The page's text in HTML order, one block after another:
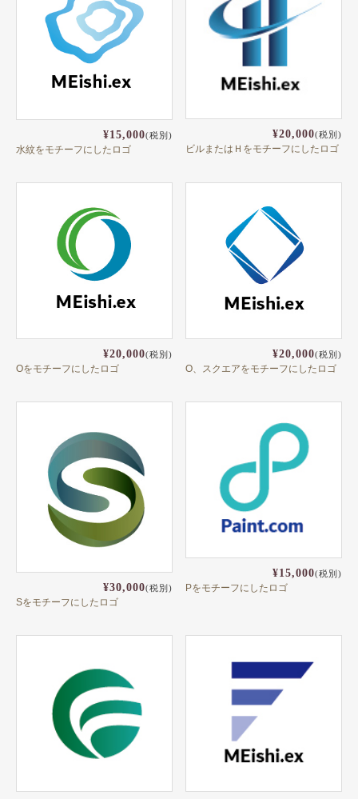
¥15,000(税別)
水紋をモチーフにしたロゴ
¥20,000(税別)
ビルまたはＨをモチーフにしたロゴ
¥20,000(税別)
Oをモチーフにしたロゴ
¥20,000(税別)
O、スクエアをモチーフにしたロゴ
¥30,000(税別)
Sをモチーフにしたロゴ
¥15,000(税別)
Pをモチーフにしたロゴ